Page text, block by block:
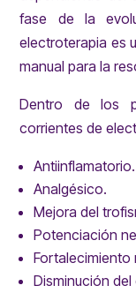
fase de la
electroterapia es
manual para la
Dentro de los
corrientes de
Antiinflamatorio.
Analgésico.
Mejora del
Potenciación
Fortalecimiento
Disminución del